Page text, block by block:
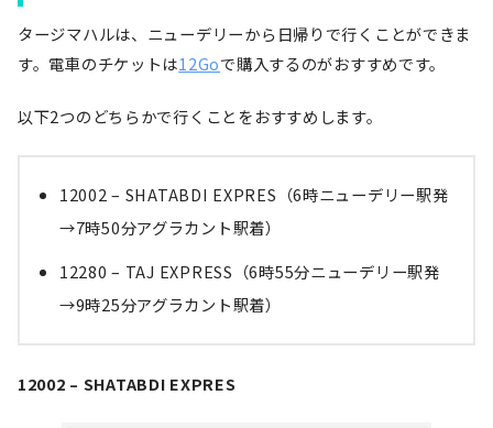
タージマハルは、ニューデリーから日帰りで行くことができま
す。電車のチケットは12Goで購入するのがおすすめです。
以下2つのどちらかで行くことをおすすめします。
12002 – SHATABDI EXPRES（6時ニューデリー駅発
→7時50分アグラカント駅着）
12280 – TAJ EXPRESS（6時55分ニューデリー駅発
→9時25分アグラカント駅着）
12002 – SHATABDI EXPRES